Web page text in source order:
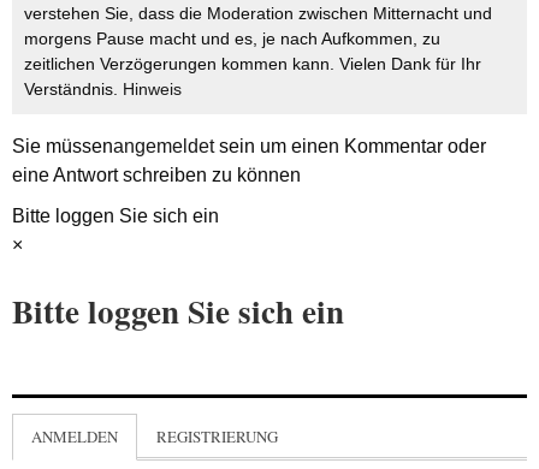
verstehen Sie, dass die Moderation zwischen Mitternacht und
morgens Pause macht und es, je nach Aufkommen, zu
zeitlichen Verzögerungen kommen kann. Vielen Dank für Ihr
Verständnis. Hinweis
Sie müssenangemeldetsein um einen Kommentar oder
eine Antwort schreiben zu können
Bitte loggen Sie sich ein
×
Bitte loggen Sie sich ein
ANMELDEN REGISTRIERUNG